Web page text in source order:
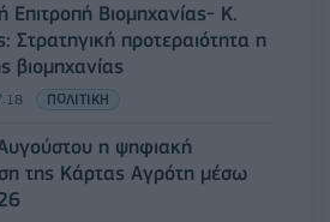
Επιτροπή Βιομηχανίας- Κ.
Στρατηγική προτεραιότητα η
βιομηχανίας
ΠΟΛΙΤΙΚΗ
η ψηφιακή
της Κάρτας Αγρότη μέσω